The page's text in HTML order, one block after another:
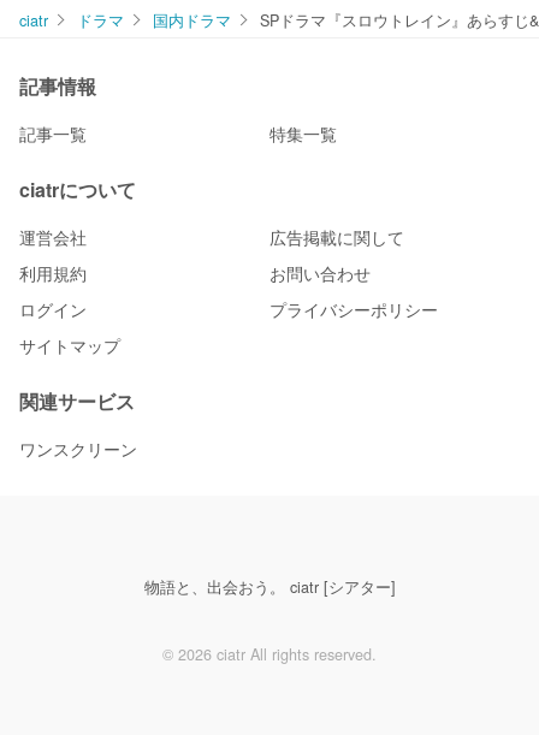
ciatr ドラマ 国内ドラマ SPドラマ『スロウトレイン』あらす
記事情報
記事一覧 特集一覧
ciatrについて
運営会社
広告掲載に関して
利用規約
お問い合わせ
ログイン
プライバシーポリシー
サイトマップ
関連サービス
ワンスクリーン
物語と、出会おう。 ciatr [シアター]
© 2026 ciatr All rights reserved.